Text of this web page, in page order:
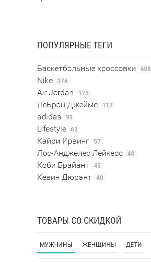
ПОПУЛЯРНЫЕ ТЕГИ
Баскетбольные кроссовки 608
Nike 374
Air Jordan 175
ЛеБрон Джеймс 117
adidas 93
Lifestyle 62
Кайри Ирвинг 57
Лос-Анджелес Лейкерс 48
Коби Брайант 45
Кевин Дюрэнт 40
ТОВАРЫ СО СКИДКОЙ
МУЖЧИНЫ ЖЕНЩИНЫ ДЕТИ